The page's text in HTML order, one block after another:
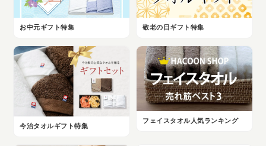
お中元ギフト特集 敬老の日ギフト特集
今治タオルギフト特集
フェイスタオル人気ランキング